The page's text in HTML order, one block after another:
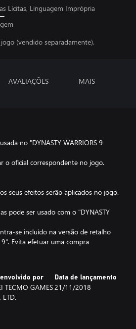
Lícitas, Linguagem Imprópria
(vendido separadamente).
AVALIAÇÕES MAIS
no "DYNASTY WARRIORS 9
o oficial correspondente no jogo.
seus efeitos serão aplicados no jogo.
pode ser usado com o "DYNASTY
se incluído na versão de retalho
9". Evita efetuar uma compra
por
TECMO GAMES
LTD.
Data de lançamento
21/11/2018